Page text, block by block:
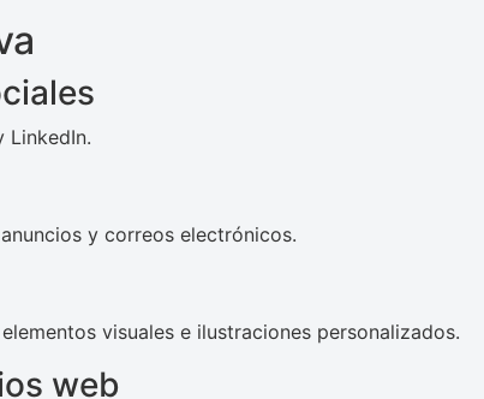
LinkedIn.
y correos electrónicos.
visuales e ilustraciones personalizados.
web